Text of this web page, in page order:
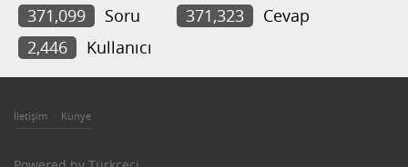
371,099 Soru 371,323
Cevap
2,446
Kullanıcı
İletişim Künye